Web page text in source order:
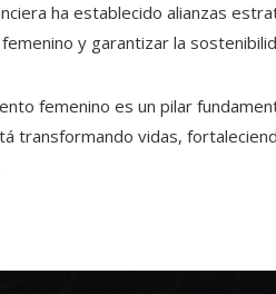
ha establecido alianzas
y garantizar la
femenino es un pilar
transformando vidas,